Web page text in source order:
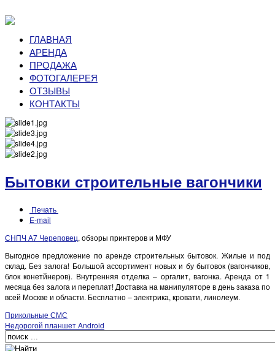
ГЛАВНАЯ
АРЕНДА
ПРОДАЖА
ФОТОГАЛЕРЕЯ
ОТЗЫВЫ
КОНТАКТЫ
Бытовки строительные вагончики
Печать
E-mail
СНПЧ А7 Череповец, обзоры принтеров и МФУ
Выгодное предложение по аренде строительных бытовок. Жилые и под
склад. Без залога! Большой ассортимент новых и бу бытовок (вагончиков,
блок конетйнеров). Внутренняя отделка – оргалит, вагонка. Аренда от 1
месяца без залога и переплат! Доставка на манипуляторе в день заказа по
всей Москве и области. Бесплатно – электрика, кровати, линолеум.
Прикольные СМС
Недорогой планшет Android